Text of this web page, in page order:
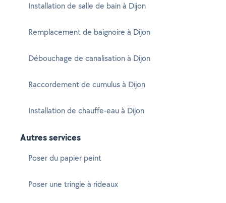
Installation de salle de bain à Dijon
Remplacement de baignoire à Dijon
Débouchage de canalisation à Dijon
Raccordement de cumulus à Dijon
Installation de chauffe-eau à Dijon
Autres services
Poser du papier peint
Poser une tringle à rideaux